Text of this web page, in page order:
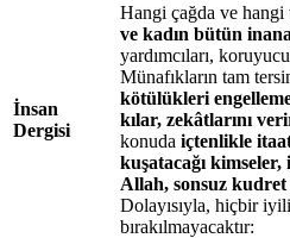
İnsan
Dergisi
Hangi çağda ve
ve kadın bütün
yardımcıları,
Münafıkların tam
kötülükleri
kılar, zekâtlarını
konuda içtenlikle
kuşatacağı
Allah, sonsuz
Dolayısıyla, hiçbir
bırakılmayacaktır: